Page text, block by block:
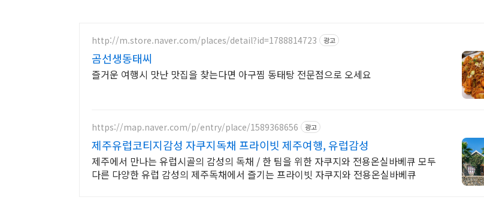
http://m.store.naver.com/places/detail?id=1788814723 광고
곰선생동태씨
즐거운 여행시 맛난 맛집을 찾는다면 아구찜 동태탕 전문점으로 오세요
https://map.naver.com/p/entry/place/1589368656 광고
제주유럽코티지감성 자쿠지독채 프라이빗 제주여행, 유럽감성
제주에서 만나는 유럽시골의 감성의 독채 / 한 팀을 위한 자쿠지와 전용온실바베큐 모두
다른 다양한 유럽 감성의 제주독채에서 즐기는 프라이빗 자쿠지와 전용온실바베큐